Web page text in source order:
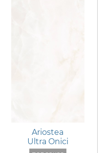
Ariostea
Ultra Onici